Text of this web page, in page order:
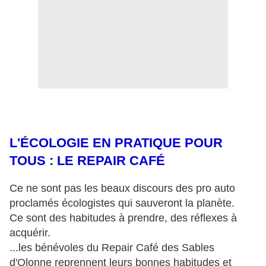
L'ÉCOLOGIE EN PRATIQUE POUR
TOUS : LE REPAIR CAFÉ
Ce ne sont pas les beaux discours des pro auto
proclamés écologistes qui sauveront la planète.
Ce sont des habitudes à prendre, des réflexes à
acquérir.
...les bénévoles du Repair Café des Sables
d'Olonne reprennent leurs bonnes habitudes et